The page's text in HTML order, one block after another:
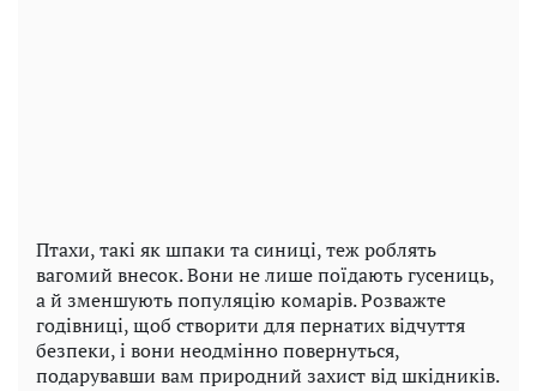
Птахи, такі як шпаки та синиці, теж роблять
вагомий внесок. Вони не лише поїдають гусениць,
а й зменшують популяцію комарів. Розважте
годівниці, щоб створити для пернатих відчуття
безпеки, і вони неодмінно повернуться,
подарувавши вам природний захист від шкідників.